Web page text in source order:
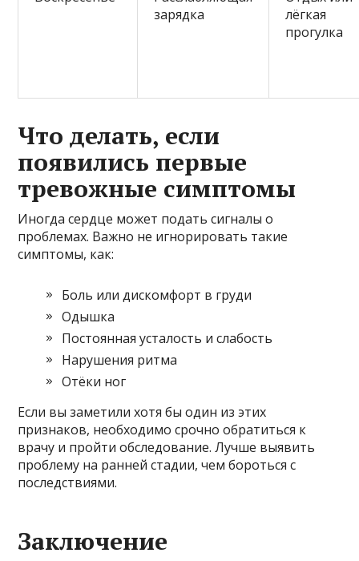
зарядка
лёгкая
прогулка
Что делать, если
появились первые
тревожные симптомы
Иногда сердце может подать сигналы о
проблемах. Важно не игнорировать такие
симптомы, как:
Боль или дискомфорт в груди
Одышка
Постоянная усталость и слабость
Нарушения ритма
Отёки ног
Если вы заметили хотя бы один из этих
признаков, необходимо срочно обратиться к
врачу и пройти обследование. Лучше выявить
проблему на ранней стадии, чем бороться с
последствиями.
Заключение